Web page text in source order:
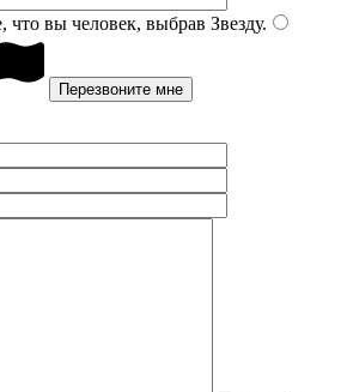
что вы человек, выбрав Звезду.